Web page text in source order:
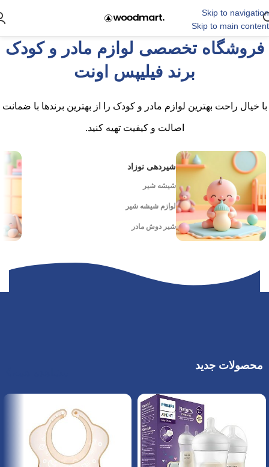
Skip to navigation
Skip to main content
فروشگاه تخصصی لوازم مادر و کودک
برند فیلیپس اونت
با خیال راحت بهترین لوازم مادر و کودک را از بهترین برندها با ضمانت
اصالت و کیفیت تهیه کنید.
شیردهی نوزاد
شیشه شیر
لوازم شیشه شیر
شیر دوش مادر
محصولات جدید